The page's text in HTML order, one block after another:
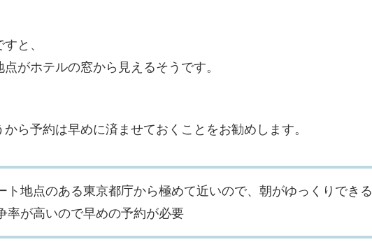
と、
がホテルの窓から見えるそうです。
ら予約は早めに済ませておくことをお勧めします。
ト地点のある東京都庁から極めて近いので、朝がゆっくりできる
率が高いので早めの予約が必要